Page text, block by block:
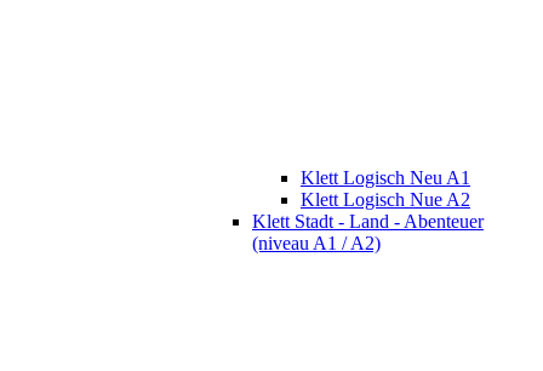
Klett Logisch Neu A1
Klett Logisch Nue A2
Klett Stadt - Land - Abenteuer
(niveau A1 / A2)